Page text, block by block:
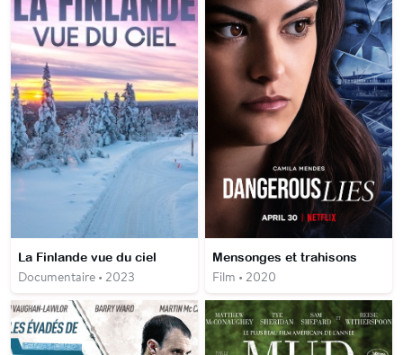
La Finlande vue du ciel
Documentaire • 2023
Mensonges et trahisons
Film • 2020